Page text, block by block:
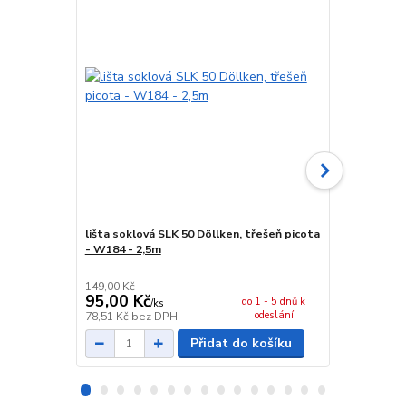
lišta soklová SLK 50 Döllken, třešeň picota
- W184 - 2,5m
149,00 Kč
95,00 Kč/ks
78,51 Kč bez DPH
do 1 - 5 dnů k
odeslání
Přidat do košíku